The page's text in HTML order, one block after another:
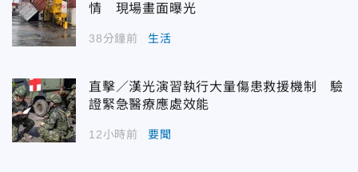
情 現場畫面曝光
38分鐘前 生活
直擊／漢光演習執行大量傷患救援機制 驗
證緊急醫療應處效能
12小時前 要聞